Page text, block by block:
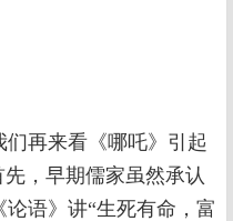
再来看《哪吒》引起
，早期儒家虽然承认
语》讲“生死有命，富